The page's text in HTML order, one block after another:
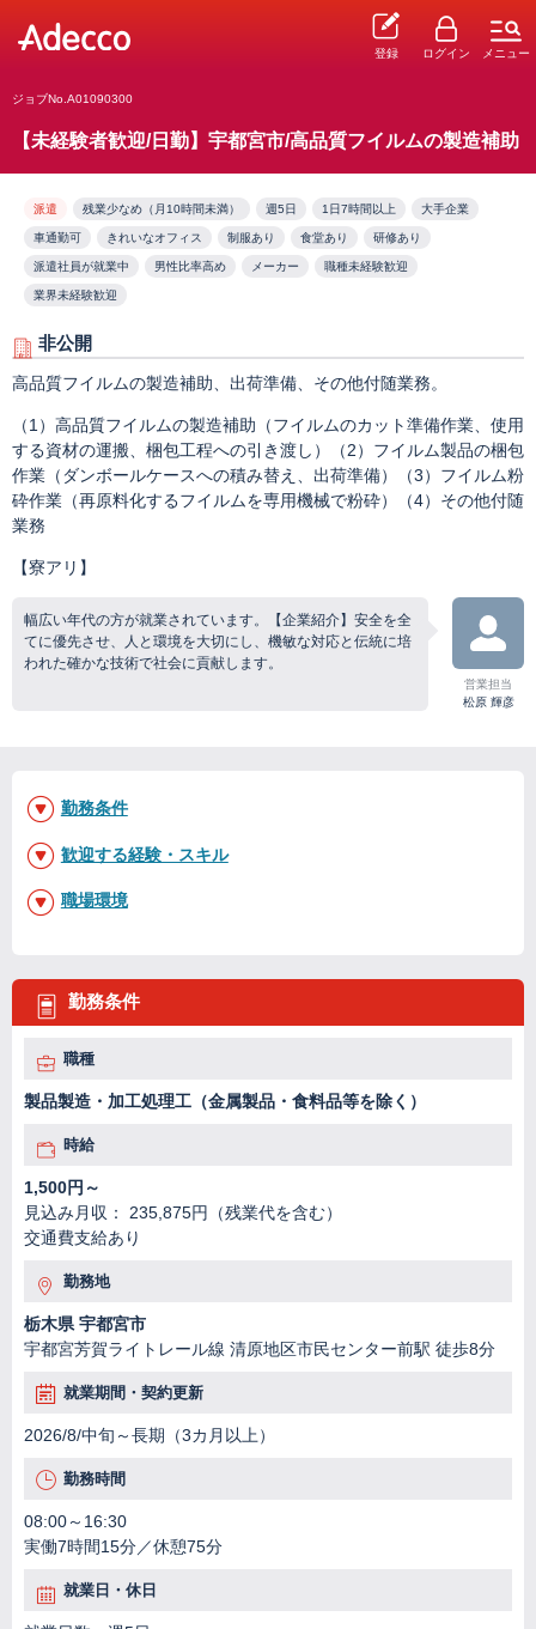
登録 ログイン メニュー
ジョブNo.A01090300
【未経験者歓迎/日勤】宇都宮市/高品質フイルムの製造補助
派遣 残業少なめ（月10時間未満） 週5日 1日7時間以上 大手企業
車通勤可 きれいなオフィス 制服あり 食堂あり 研修あり
派遣社員が就業中 男性比率高め メーカー 職種未経験歓迎
業界未経験歓迎
非公開
高品質フイルムの製造補助、出荷準備、その他付随業務。
（1）高品質フイルムの製造補助（フイルムのカット準備作業、使用
する資材の運搬、梱包工程への引き渡し）（2）フイルム製品の梱包
作業（ダンボールケースへの積み替え、出荷準備）（3）フイルム粉
砕作業（再原料化するフイルムを専用機械で粉砕）（4）その他付随
業務
【寮アリ】
幅広い年代の方が就業されています。【企業紹介】安全を全
てに優先させ、人と環境を大切にし、機敏な対応と伝統に培
われた確かな技術で社会に貢献します。
営業担当
松原 輝彦
勤務条件
職種
製品製造・加工処理工（金属製品・食料品等を除く）
時給
1,500円～
見込み月収： 235,875円（残業代を含む）
交通費支給あり
勤務地
栃木県 宇都宮市
宇都宮芳賀ライトレール線 清原地区市民センター前駅 徒歩8分
就業期間・契約更新
2026/8/中旬～長期（3カ月以上）
勤務時間
08:00～16:30
実働7時間15分／休憩75分
就業日・休日
勤務条件
歓迎する経験・スキル
職場環境